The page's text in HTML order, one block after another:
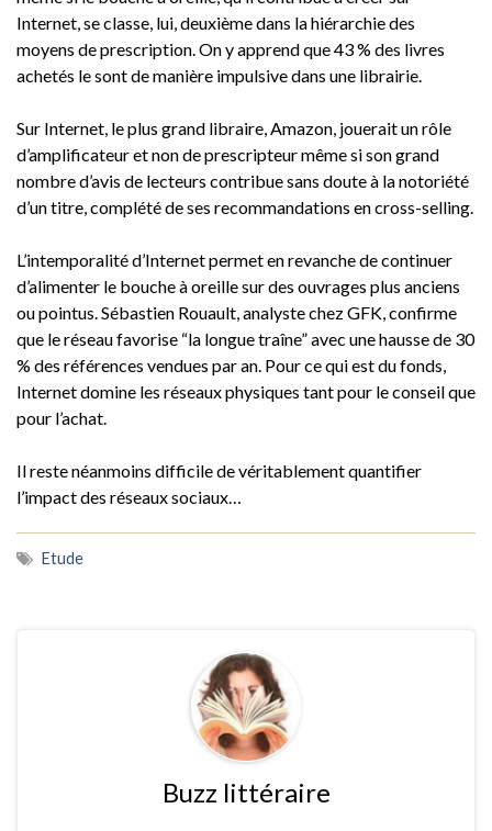
Internet, se classe, lui, deuxième dans la hiérarchie des
moyens de prescription. On y apprend que 43 % des livres
achetés le sont de manière impulsive dans une librairie.
Sur Internet, le plus grand libraire, Amazon, jouerait un rôle
d’amplificateur et non de prescripteur même si son grand
nombre d’avis de lecteurs contribue sans doute à la notoriété
d’un titre, complété de ses recommandations en cross-selling.
L’intemporalité d’Internet permet en revanche de continuer
d’alimenter le bouche à oreille sur des ouvrages plus anciens
ou pointus. Sébastien Rouault, analyste chez GFK, confirme
que le réseau favorise “la longue traîne” avec une hausse de 30
% des références vendues par an. Pour ce qui est du fonds,
Internet domine les réseaux physiques tant pour le conseil que
pour l’achat.
Il reste néanmoins difficile de véritablement quantifier
l’impact des réseaux sociaux…
Etude
Buzz littéraire